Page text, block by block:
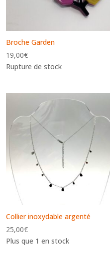
Broche Garden
19,00€
Rupture de stock
Collier inoxydable argenté
25,00€
Plus que 1 en stock